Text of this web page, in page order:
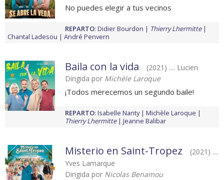
No puedes elegir a tus vecinos
REPARTO: Didier Bourdon
Thierry Lhermitte
Chantal Ladesou
André Penvern
Baila con la vida
(2021) .... Lucien
Dirigida por Michèle Laroque
¡Todos merecemos un segundo baile!
REPARTO: Isabelle Nanty
Michèle Laroque
Thierry Lhermitte
Jeanne Balibar
Misterio en Saint-Tropez
(2021) ....
Yves Lamarque
Dirigida por Nicolas Benamou